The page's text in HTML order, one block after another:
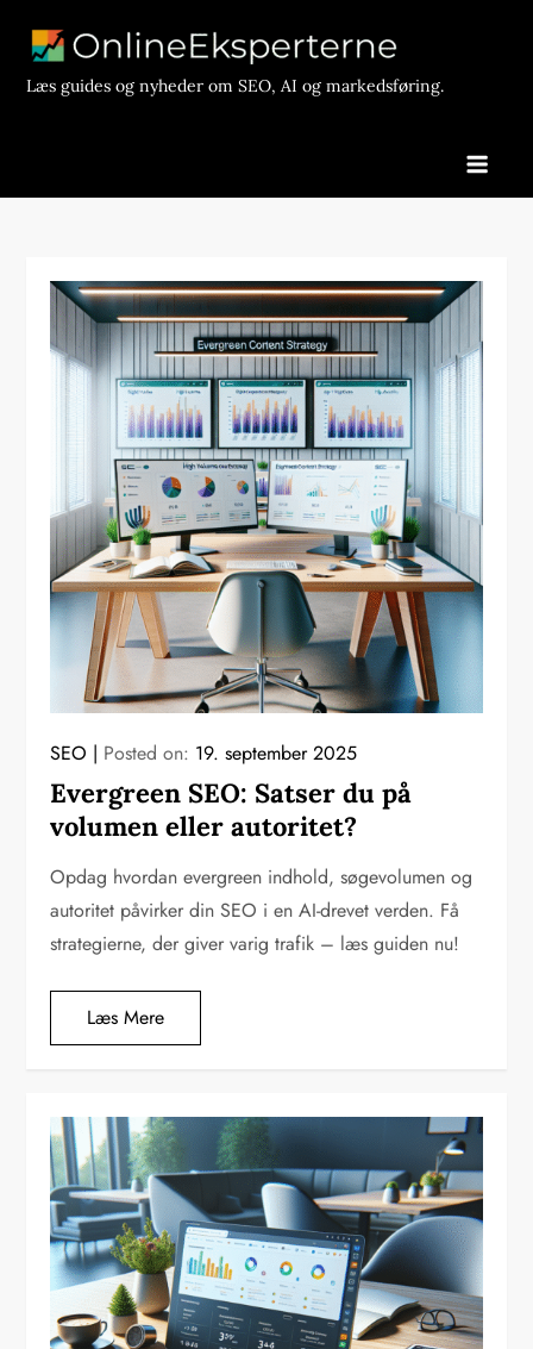
contentLæs guides og nyheder om SEO, AI og markedsføring.
SEO Posted on: 19. september 2025
Evergreen SEO: Satser du på
volumen eller autoritet?
Opdag hvordan evergreen indhold, søgevolumen og
autoritet påvirker din SEO i en AI-drevet verden. Få
strategierne, der giver varig trafik – læs guiden nu!
Læs Mere